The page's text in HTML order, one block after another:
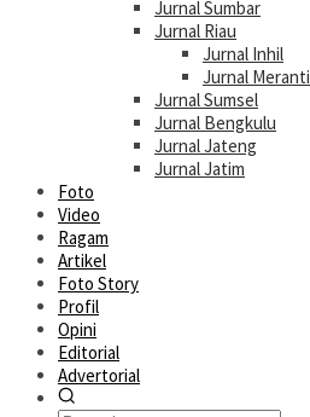
Jurnal Sumbar
Jurnal Riau
Jurnal Inhil
Jurnal Meranti
Jurnal Sumsel
Jurnal Bengkulu
Jurnal Jateng
Jurnal Jatim
Foto
Video
Ragam
Artikel
Foto Story
Profil
Opini
Editorial
Advertorial